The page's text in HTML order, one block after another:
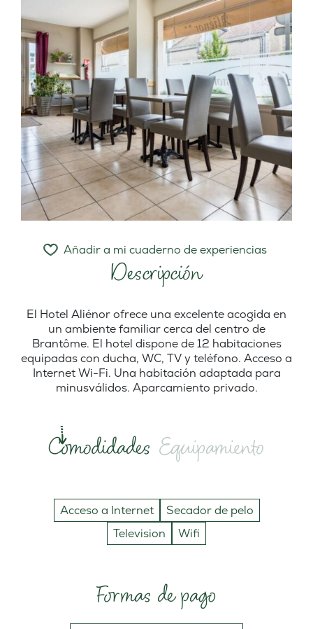
Descripción
Añadir a mi cuaderno de experiencias
El Hotel Aliénor ofrece una excelente acogida en
un ambiente familiar cerca del centro de
Brantôme. El hotel dispone de 12 habitaciones
equipadas con ducha, WC, TV y teléfono. Acceso a
Internet Wi-Fi. Una habitación adaptada para
minusválidos. Aparcamiento privado.
Comodidades Equipamiento
Acceso a Internet
Secador de pelo
Television
Wifi
Formas de pago